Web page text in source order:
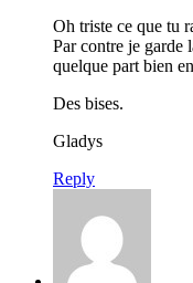
Oh triste ce que tu
Par contre je garde
quelque part bien
Des bises.
Gladys
Reply